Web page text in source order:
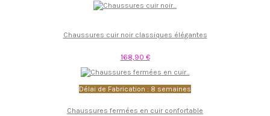
Chaussures cuir noir classiques élégantes
168,90 €
Délai de Fabrication : 8 semaines
Chaussures fermées en cuir confortable